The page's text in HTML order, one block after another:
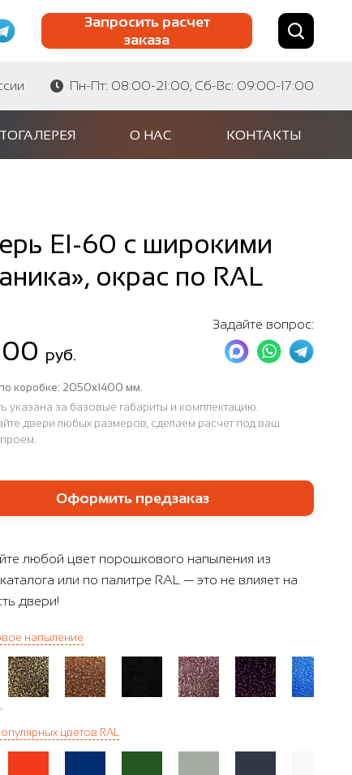
Запросить расчет
заказа
Найти по сайту Найти по артикулу
Пн-Пт: 08:00-21:00, Сб-Вс: 09:00-17:00
О НАС КОНТАКТЫ
EI-60 с широкими
окрас по RAL
руб.
Задайте вопрос:
коробке: 2050х1400 мм.
указана за базовые габариты и комплектацию.
двери любых размеров, сделаем расчет под ваш
Оформить предзаказ
любой цвет порошкового напыления из
или по палитре RAL — это не влияет на
двери!
напыление
цветов RAL